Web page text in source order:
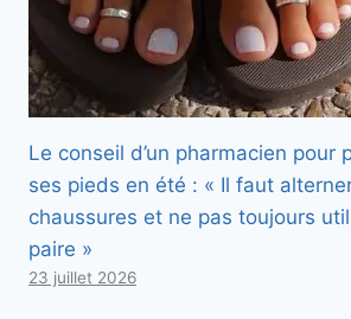
Le conseil d’un pharmacien pour
ses pieds en été : « Il faut
chaussures et ne pas toujours
paire »
23 juillet 2026